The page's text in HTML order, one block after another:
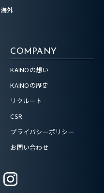
海外
COMPANY
KAINOの想い
KAINOの歴史
リクルート
CSR
プライバシーポリシー
お問い合わせ